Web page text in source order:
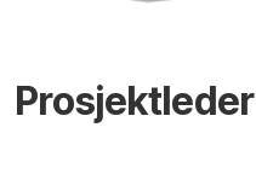
Prosjektleder